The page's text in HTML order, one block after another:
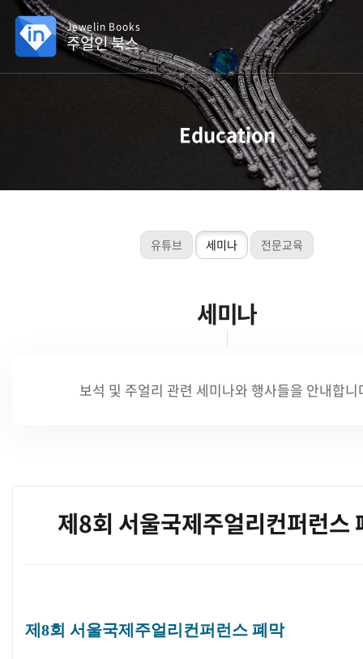
Jewelin Books
주얼인 북스
Education
유튜브 세미나 전문교육
세미나
보석 및 주얼리 관련 세미나와 행사들을 안내합니
제8회 서울국제주얼리컨퍼런스
본문
제8회 서울국제주얼리컨퍼런스 폐막